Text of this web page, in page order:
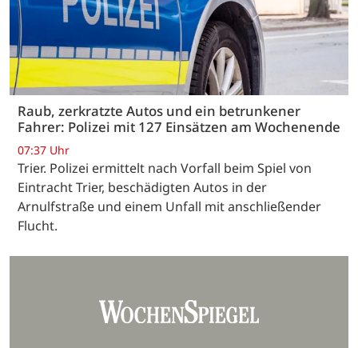
Raub, zerkratzte Autos und ein betrunkener
Fahrer: Polizei mit 127 Einsätzen am Wochenende
07:37 Uhr
Trier. Polizei ermittelt nach Vorfall beim Spiel von
Eintracht Trier, beschädigten Autos in der
Arnulfstraße und einem Unfall mit anschließender
Flucht.